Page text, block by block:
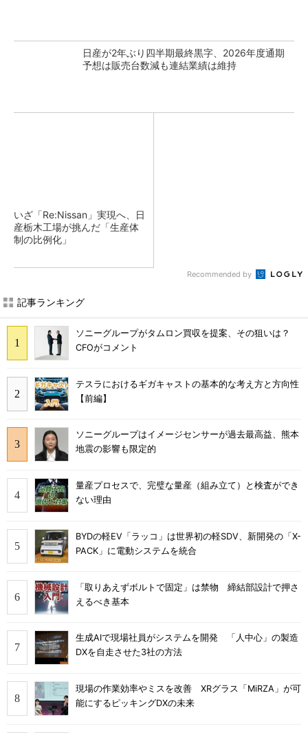
日産が2年ぶり四半期最終黒字、2026年度通期
予想は販売台数減も連結業績は維持
いざ「Re:Nissan」実現へ、日
産栃木工場が挑んだ「生産体
制の比例化」
Recommended by
記事ランキング
ソニーグループがタムロン買収を提案、その狙いは？
CFOがコメント
テスラにおけるギガキャストの基本的な考え方と方向性
【前編】
ソニーグループはイメージセンサーが過去最高益、熊本
地震の影響も限定的
量産プロセスで、完璧な量産（組み立て）と検査ができ
ない理由
BYDの軽EV「ラッコ」は世界初の軽SDV、新開発の「X-
PACK」に電動システムを統合
「取りあえずボルトで固定」は禁物 締結部設計で押さ
えるべき基本
生成AIで現場社員がシステムを開発 「人中心」の製造
DXを自走させた3社の方法
現場の作業効率やミスを改善 XRグラス「MiRZA」が可
能にするピッキングDXの未来